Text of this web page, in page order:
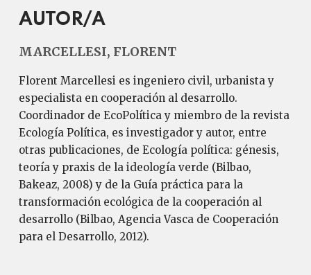
AUTOR/A
MARCELLESI, FLORENT
Florent Marcellesi es ingeniero civil, urbanista y
especialista en cooperación al desarrollo.
Coordinador de EcoPolítica y miembro de la revista
Ecología Política, es investigador y autor, entre
otras publicaciones, de Ecología política: génesis,
teoría y praxis de la ideología verde (Bilbao,
Bakeaz, 2008) y de la Guía práctica para la
transformación ecológica de la cooperación al
desarrollo (Bilbao, Agencia Vasca de Cooperación
para el Desarrollo, 2012).